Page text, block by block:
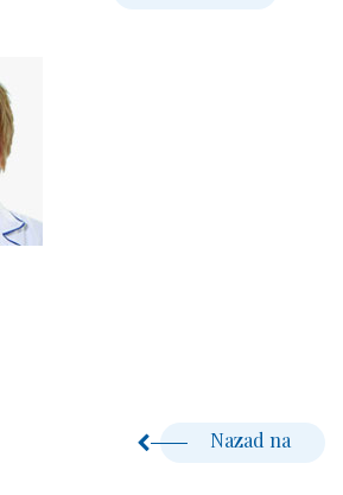
Nazad na